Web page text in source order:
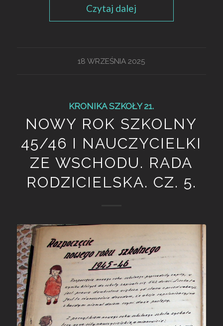
Czytaj dalej
18 WRZEŚNIA 2025
KRONIKA SZKOŁY 21.
NOWY ROK SZKOLNY
45/46 I NAUCZYCIELKI
ZE WSCHODU. RADA
RODZICIELSKA. CZ. 5.